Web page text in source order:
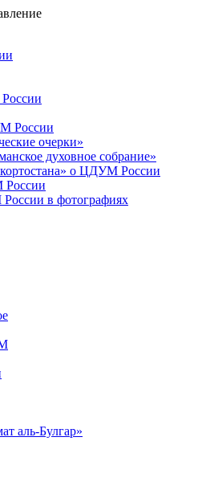
России
очерки»
духовное собрание»
о ЦДУМ России
в фотографиях
аль-Булгар»